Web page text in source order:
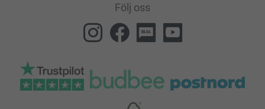
Följ oss